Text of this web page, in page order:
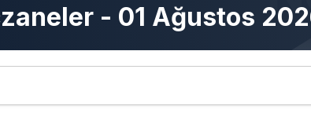
- 01 Ağustos